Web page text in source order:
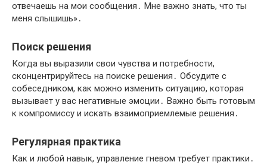
отвечаешь на мои сообщения․ Мне важно знать, что ты
меня слышишь»․
Поиск решения
Когда вы выразили свои чувства и потребности,
сконцентрируйтесь на поиске решения․ Обсудите с
собеседником, как можно изменить ситуацию, которая
вызывает у вас негативные эмоции․ Важно быть готовым
к компромиссу и искать взаимоприемлемые решения․
Регулярная практика
Как и любой навык, управление гневом требует практики․